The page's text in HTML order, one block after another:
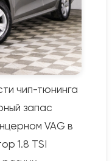
чип-тюнинга
запас
VAG в
1.8 TSI